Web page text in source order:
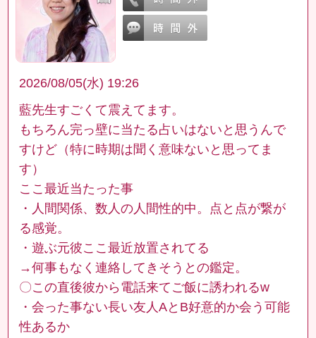
2026/08/05(水) 19:26
藍先生すごくて震えてます。
もちろん完っ壁に当たる占いはないと思うんで
すけど（特に時期は聞く意味ないと思ってま
す）
ここ最近当たった事
・人間関係、数人の人間性的中。点と点が繋が
る感覚。
・遊ぶ元彼ここ最近放置されてる
→何事もなく連絡してきそうとの鑑定。
〇この直後彼から電話来てご飯に誘われるw
・会った事ない長い友人AとB好意的か会う可能
性あるか